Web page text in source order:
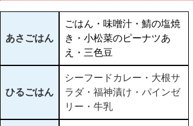
あさごはん
ごはん・味噌汁・鯖の塩焼
き・小松菜のピーナツあ
え・三色豆
ひるごはん
シーフードカレー・大根サ
ラダ・福神漬け・パインゼ
リー・牛乳